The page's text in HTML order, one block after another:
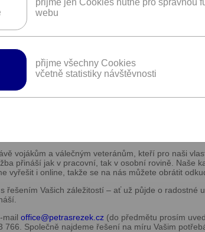
webu
přijme všechny Cookies
včetně statistiky návštěvnosti
Platnost není časově omezena.
specialistů.
Vám pomoci v každé situaci – ať už jde o
pro každou oblast práva, a proto dokážeme pokrýt
vyřešit občanskoprávní spory.
– například při sepisu smluv nebo koupi
vojákům a válečným veteránům, kteří pro naši
přináší jak v pracovní, tak v osobní rovině. Naše
vyřešit i online, takže se na nás můžete obrátit
řešením Vašich záležitostí – ať už půjde o radostné
mail office@petrasrezek.cz (do předmětu prosím
Společně najdeme řešení na míru Vašim